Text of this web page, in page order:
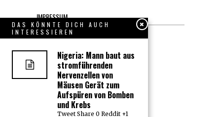
IMPRESSUM
Datenschutzerklärung
KONTAKT
Über uns, den “Wächter”
DAS KÖNNTE DICH AUCH
INTERESSIEREN
Nigeria: Mann baut aus
stromführenden
Nervenzellen von
Mäusen Gerät zum
Aufspüren von Bomben
und Krebs
Tweet Share 0 Reddit +1